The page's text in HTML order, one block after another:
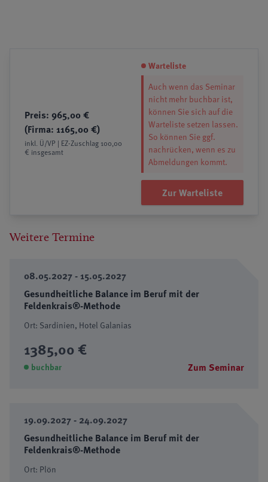
Preis: 965,00 €
(Firma: 1165,00 €)
inkl. Ü/VP | EZ-Zuschlag 100,00
€ insgesamt
Warteliste
Auch wenn das Seminar
nicht mehr buchbar ist,
können Sie sich auf die
Warteliste setzen lassen.
So können Sie ggf.
nachrücken, wenn es zu
Abmeldungen kommt.
Zur Warteliste
Weitere Termine
08.05.2027 - 15.05.2027
Gesundheitliche Balance im Beruf mit der
Feldenkrais®-Methode
Ort: Sardinien, Hotel Galanias
1385,00 €
buchbar Zum Seminar
19.09.2027 - 24.09.2027
Gesundheitliche Balance im Beruf mit der
Feldenkrais®-Methode
Ort: Plön